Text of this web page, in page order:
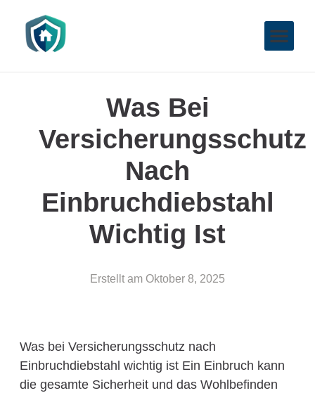
Was Bei
Versicherungsschutz
Nach
Einbruchdiebstahl
Wichtig Ist
Erstellt am Oktober 8, 2025
Was bei Versicherungsschutz nach
Einbruchdiebstahl wichtig ist Ein Einbruch kann
die gesamte Sicherheit und das Wohlbefinden